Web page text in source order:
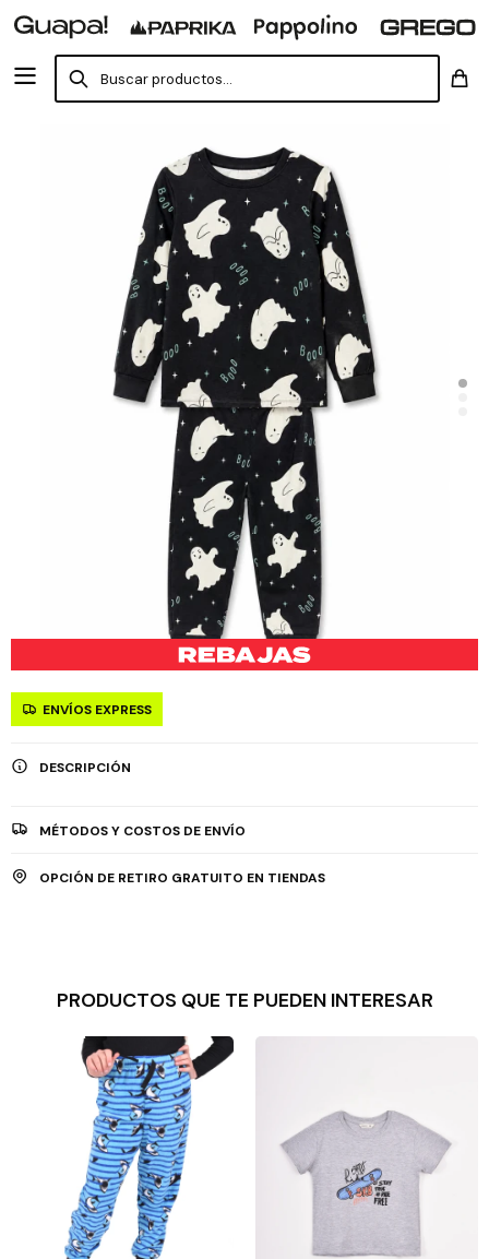
ENVÍOS EXPRESS
DESCRIPCIÓN
MÉTODOS Y COSTOS DE ENVÍO
OPCIÓN DE RETIRO GRATUITO EN TIENDAS
PRODUCTOS QUE TE PUEDEN INTERESAR